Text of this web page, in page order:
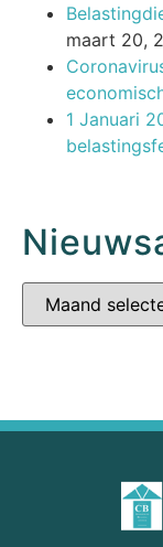
maart 20,
1 Januari